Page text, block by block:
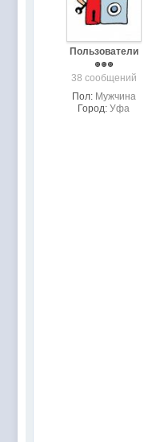
Пользователи
38 сообщений
Пол: Мужчина
Город: Уфа